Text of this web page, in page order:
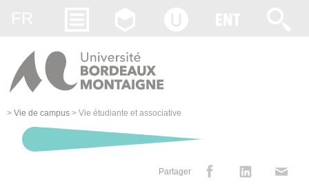
> Vie de campus > Vie étudiante et associative
Partager